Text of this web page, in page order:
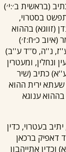
(בראשית ב׳:י׳)
בסטרוי,
(זווגא) בההוא
כ״ח:ז׳)
נ''ה, ס''ד ע''ב)
ונחלין, ומעטרין
כתיב (שיר
שעתא ירית ההוא
ענוגא
בעטרוי, כדין
דאפיק ברכאן
אתייהבון